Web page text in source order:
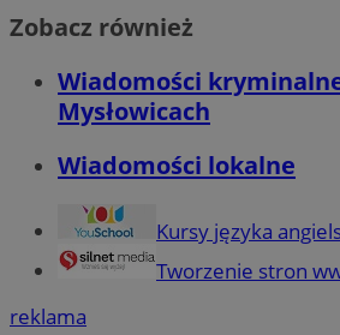
Zobacz również
Wiadomości
Mysłowicach
Wiadomości lokalne
Kursy języka
Tworzenie stron
reklama